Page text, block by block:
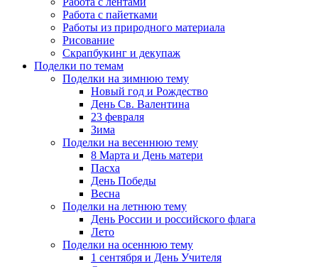
Работа с пайетками
Работы из природного материала
Рисование
Скрапбукинг и декупаж
Поделки по темам
Поделки на зимнюю тему
Новый год и Рождество
День Св. Валентина
23 февраля
Зима
Поделки на весеннюю тему
8 Марта и День матери
Пасха
День Победы
Весна
Поделки на летнюю тему
День России и российского флага
Лето
Поделки на осеннюю тему
1 сентября и День Учителя